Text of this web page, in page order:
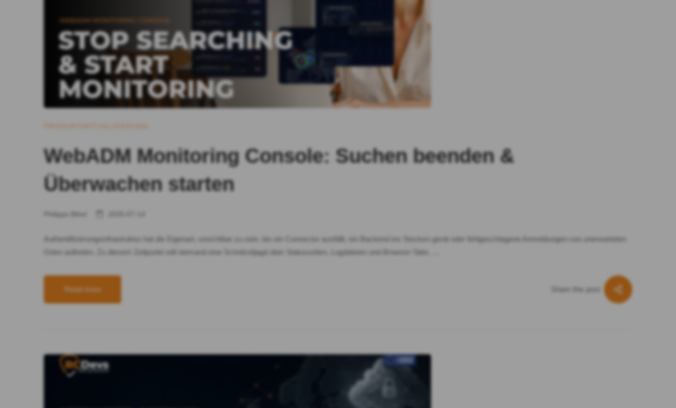
WebADM Monitoring Console: Suchen beenden &
Überwachen starten
Authentifizierungsinfrastruktur hat die Eigenart, unsichtbar zu sein, bis ein Connector ausfällt, ein Backend ins Stocken gerät oder fehlgeschlagene Anmeldungen von unerwarteten
Orten auftreten. Zu diesem Zeitpunkt will niemand eine Schnitzeljagd über Statusseiten, Logdateien und Browser-Tabs. …
Read more Share this post